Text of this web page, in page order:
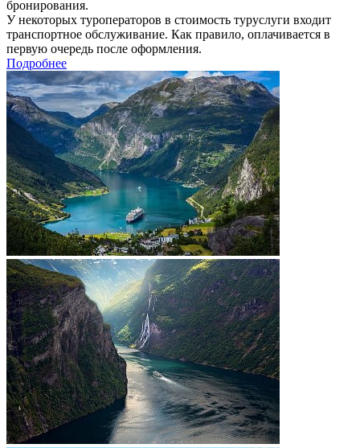
бронирования.
У некоторых туроператоров в стоимость туруслуги входит
транспортное обслуживание. Как правило, оплачивается в
первую очередь после оформления.
Подробнее